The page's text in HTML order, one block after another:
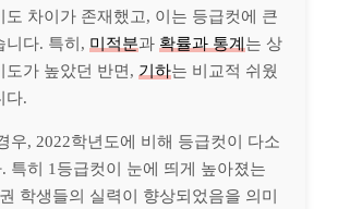
도 차이가 존재했고, 이는 등급컷에 큰
니다. 특히, 미적분과 확률과 통계는 상
도가 높았던 반면, 기하는 비교적 쉬웠
다.
우, 2022학년도에 비해 등급컷이 다소
특히 1등급컷이 눈에 띄게 높아졌는
학생들의 실력이 향상되었음을 의미